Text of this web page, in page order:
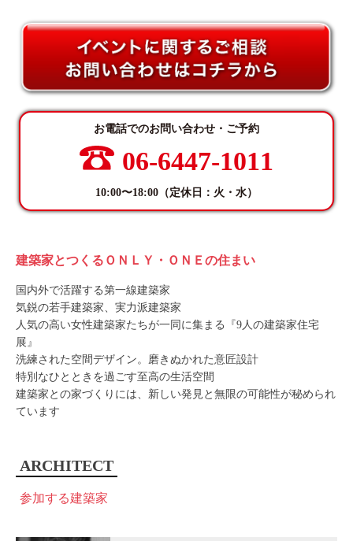
お電話でのお問い合わせ・ご予約
06-6447-1011
10:00〜18:00（定休日：火・水）
建築家とつくるＯＮＬＹ・ＯＮＥの住まい
国内外で活躍する第一線建築家
気鋭の若手建築家、実力派建築家
人気の高い女性建築家たちが一同に集まる『9人の建築家住宅
展』
洗練された空間デザイン。磨きぬかれた意匠設計
特別なひとときを過ごす至高の生活空間
建築家との家づくりには、新しい発見と無限の可能性が秘められ
ています
ARCHITECT
参加する建築家